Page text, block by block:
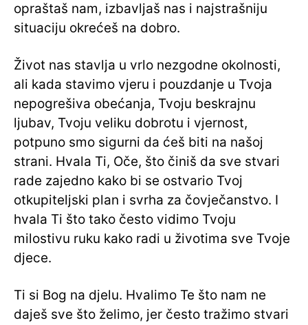
opraštaš nam, izbavljaš nas i najstrašniju
situaciju okrećeš na dobro.
Život nas stavlja u vrlo nezgodne okolnosti,
ali kada stavimo vjeru i pouzdanje u Tvoja
nepogrešiva ​​obećanja, Tvoju beskrajnu
ljubav, Tvoju veliku dobrotu i vjernost,
potpuno smo sigurni da ćeš biti na našoj
strani. Hvala Ti, Oče, što činiš da sve stvari
rade zajedno kako bi se ostvario Tvoj
otkupiteljski plan i svrha za čovječanstvo. I
hvala Ti što tako često vidimo Tvoju
milostivu ruku kako radi u životima sve Tvoje
djece.
Ti si Bog na djelu. Hvalimo Te što nam ne
daješ sve što želimo, jer često tražimo stvari